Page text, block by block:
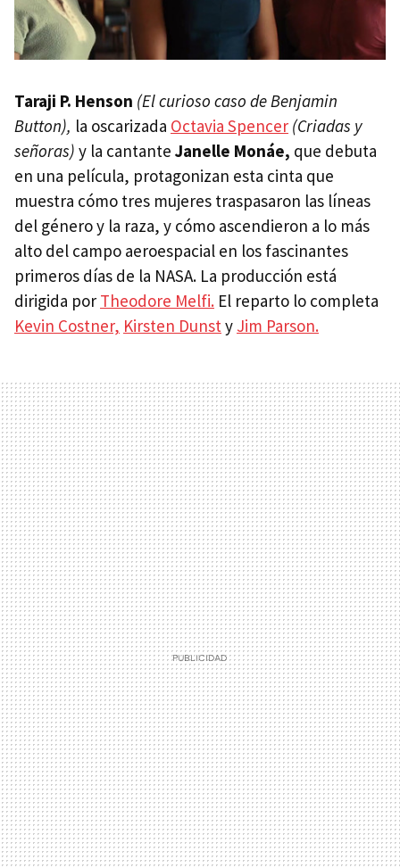
Taraji P. Henson (El curioso caso de Benjamin
Button), la oscarizada Octavia Spencer (Criadas y
señoras) y la cantante Janelle Monáe, que debuta
en una película, protagonizan esta cinta que
muestra cómo tres mujeres traspasaron las líneas
del género y la raza, y cómo ascendieron a lo más
alto del campo aeroespacial en los fascinantes
primeros días de la NASA. La producción está
dirigida por Theodore Melfi. El reparto lo completa
Kevin Costner, Kirsten Dunst y Jim Parson.